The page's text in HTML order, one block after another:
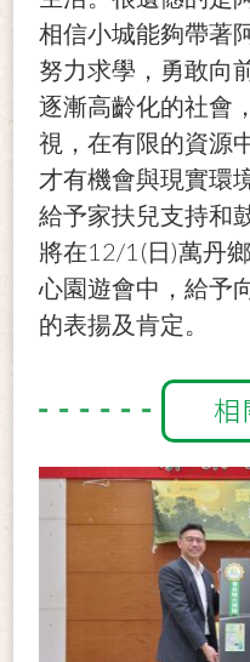
相信小城能夠帶著
努力求學，勇敢向
逐漸高齡化的社會
視，在有限的資源
才有機會與現實環
給予家扶兒支持和
將在12/1(日)萬丹
心園遊會中，給予
的表揚及肯定。
相